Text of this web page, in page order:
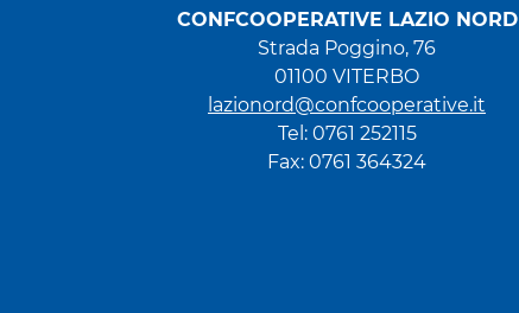
CONFCOOPERATIVE LAZIO NORD
Strada Poggino, 76
01100 VITERBO
lazionord@confcooperative.it
Tel: 0761 252115
Fax: 0761 364324